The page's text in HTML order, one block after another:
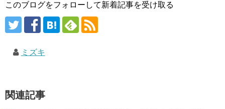
このブログをフォローして新着記事を受け取る
ミズキ
関連記事